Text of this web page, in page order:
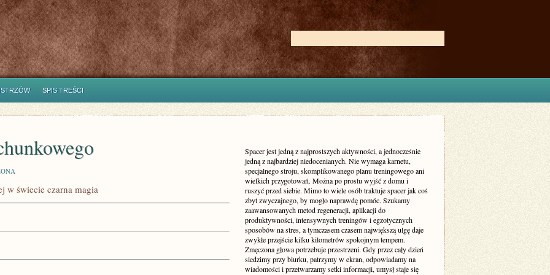
SPIS TREŚCI
w świecie czarna magia
Spacer jest jedną z najprostszych aktywności, a jednocześnie
jedną z najbardziej niedocenianych. Nie wymaga karnetu,
specjalnego stroju, skomplikowanego planu treningowego ani
wielkich przygotowań. Można po prostu wyjść z domu i
ruszyć przed siebie. Mimo to wiele osób traktuje spacer jak coś
zbyt zwyczajnego, by mogło naprawdę pomóc. Szukamy
zaawansowanych metod regeneracji, aplikacji do
produktywności, intensywnych treningów i egzotycznych
sposobów na stres, a tymczasem czasem największą ulgę daje
zwykłe przejście kilku kilometrów spokojnym tempem.
Zmęczona głowa potrzebuje przestrzeni. Gdy przez cały dzień
siedzimy przy biurku, patrzymy w ekran, odpowiadamy na
wiadomości i przetwarzamy setki informacji, umysł staje się